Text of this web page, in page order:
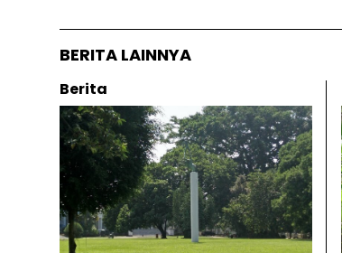
BERITA LAINNYA
Berita